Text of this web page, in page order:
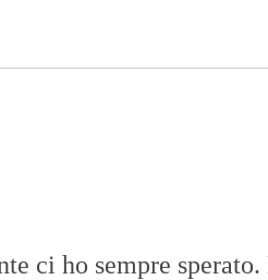
ci ho sempre sperato.